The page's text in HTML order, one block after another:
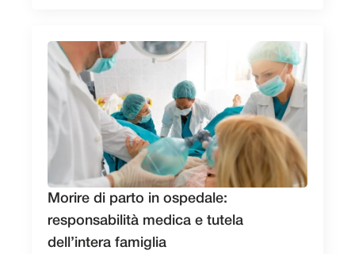
Morire di parto in ospedale:
responsabilità medica e tutela
dell’intera famiglia